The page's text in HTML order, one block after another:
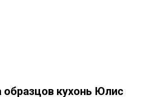
образцов кухонь Юлис